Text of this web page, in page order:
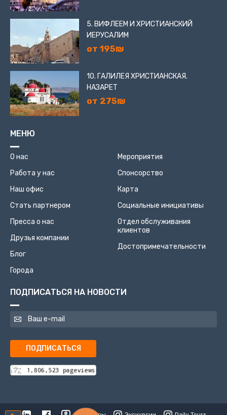
5. ВИФЛЕЕМ И ХРИСТИАНСКИЙ
ИЕРУСАЛИМ
от 195₪
10. ГАЛИЛЕЯ ХРИСТИАНСКАЯ.
НАЗАРЕТ
от 275₪
МЕНЮ
О нас
Работа у нас
Наш офис
Стать партнером
Пресса о нас
Друзья компании
Блог
Города
Мероприятия
Спонсорство
Карта
Социальные инициативы
Отдел обслуживания
клиентов
Достопримечательности
ПОДПИСАТЬСЯ НА НОВОСТИ
ПОДПИСАТЬСЯ